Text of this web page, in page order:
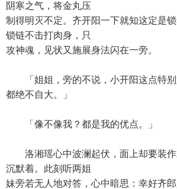
阴寒之气，将金丸压
制得明灭不定。齐开阳一下就知这定是
锁链不击打肉身，只
攻神魂，见状又施展身法闪在一旁。
「姐姐，旁的不说，小开阳这点特别
都绝不自大。」
「像不像我？都是我的优点。」
洛湘瑶心中波澜起伏，面上却要装作
沉默着。此刻听两姐
妹旁若无人地对答，心中暗思：幸好齐